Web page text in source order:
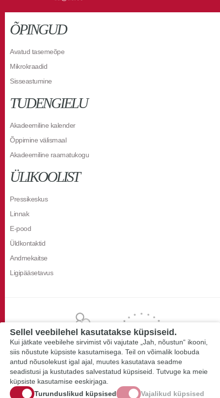
ÕPINGUD
Avatud tasemeõpe
Mikrokraadid
Sisseastumine
TUDENGIELU
Akadeemiline kalender
Õppimine välismaal
Akadeemiline raamatukogu
ÜLIKOOLIST
Pressikeskus
Linnak
E-pood
Üldkontaktid
Andmekaitse
Ligipääsetavus
Sellel veebilehel kasutatakse küpsiseid.
Kui jätkate veebilehe sirvimist või vajutate „Jah, nõustun“ ikooni,
siis nõustute küpsiste kasutamisega. Teil on võimalik loobuda
antud nõusolekust igal ajal, muutes kasutatava seadme
seadistusi ja kustutades salvestatud küpsiseid. Tutvuge ka meie
küpsiste kasutamise eeskirjaga.
Turunduslikud küpsised
Vajalikud küpsised